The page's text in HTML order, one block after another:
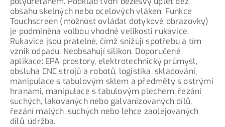
obsahu skelných nebo ocelových vláken. Funkce
Touchscreen (možnost ovládat dotykové obrazovky)
je podmíněna volbou vhodné velikosti rukavice.
Rukavice jsou pratelné, čímž snižují spotřebu a tím
vznik odpadu. Neobsahují silikon. Doporučené
aplikace: EPA prostory, elektrotechnický průmysl,
obsluha CNC strojů a robotů, logistika, skladování,
manipulace s tabulovým sklem a předměty s ostrými
hranami, manipulace s tabulovým plechem, řezání
suchých, lakovaných nebo galvanizovaných dílů,
řezání malých, suchých nebo lehce zaolejovaných
dílů, údržba.